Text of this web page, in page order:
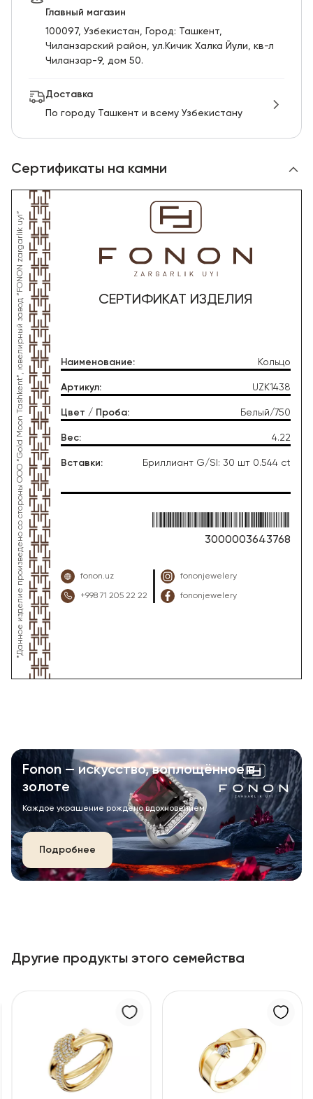
Главный магазин
100097, Узбекистан, Город: Ташкент,
Чиланзарский pайон, ул.Кичик Халка Йули, кв-л
Чиланзар-9, дом 50.
Доставка
По городу Ташкент и всему Узбекистану
Сертификаты на камни
*Данное изделие произведено со стороны OOO “Gold Moon Tashkent”, ювелирный завод “FONON zargarlik uyi” СЕРТИФИКАТ ИЗДЕЛИЯ
Наименование: Кольцо
Артикул: UZK1438
Цвет / Проба: Белый/750
Вес: 4.22
Вставки: Бриллиант G/SI: 30 шт 0.544 ct
3000003643768
fonon.uz
+998 71 205 22 22
fononjewelery
fononjewelery
Fonon — искусство, воплощённое в
золоте
Каждое украшение рождено вдохновением.
Подробнее
Другие продукты этого семейства